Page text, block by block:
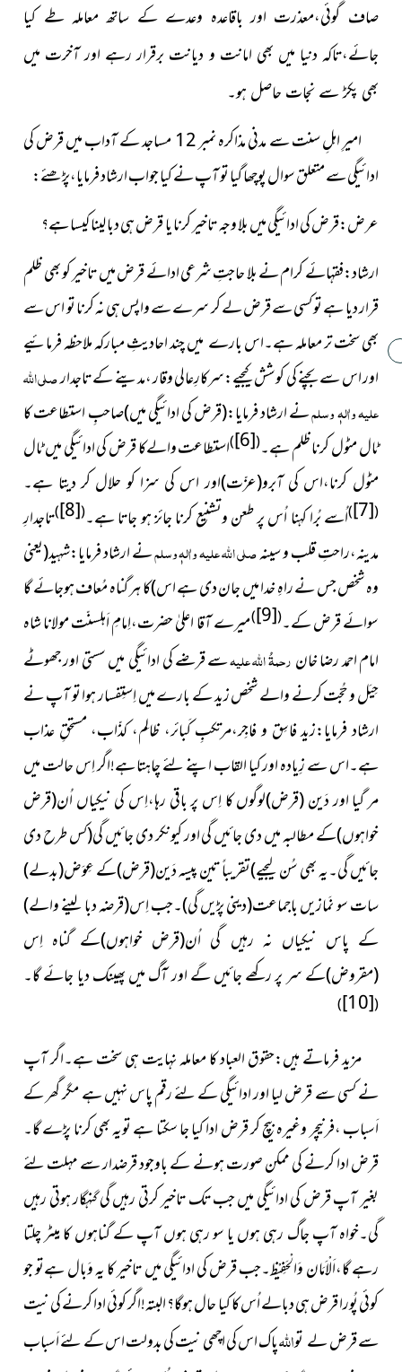
صاف گوئی،معذرت اور باقاعدہ وعدے کے ساتھ معاملہ طے کیا
جائے،تاکہ دنیا میں بھی امانت و دیانت برقرار رہے اور آخرت میں
بھی پکڑ سے نجات حاصل ہو۔
امیرِ اہلِ سنت سے مدنی مذاکرہ نمبر 12 مساجد کے آداب میں قرض کی
ادائیگی سے متعلق سوال پوچھا گیا تو آپ نے کیا جواب ارشاد فرمایا،پڑھئے:
عرض:قرض کی ادائیگی میں بلا وجہ تاخیر کرنا یا قرض ہی دبا لینا کیسا ہے؟
ارشاد:فقہائے کرام نے بلا حاجتِ شرعی ادائے قرض میں تاخیر کو بھی ظلم
قرار دیا ہے تو کسی سے قرض لے کر سرے سے واپس ہی نہ کرنا تو اس سے
بھی سخت تر معاملہ ہے۔اس بارے میں چند احادیثِ مبارکہ ملاحظہ فرمائیے
اور اس سے بچنے کی کوشش کیجیے:سرکارِعالی وقار ،مدینے کے تاجدارصلی اللہ
علیہ واٰلہٖ وسلمنے ارشاد فرمایا:(قرض کی ادائیگی میں)صاحبِ استطاعت کا
ٹال مٹول کرنا ظلم ہے۔(
[6]
)استطاعت والےکا قرض کی ادائیگی میں ٹال
مٹول کرنا،اس کی آبرو(عزّت)اور اس کی سزا کو حلال کر دیتا ہے۔
(
[7]
)اُسے بُرا کہنا اُس پر طعن وتشنیع کرنا جائز ہوجاتا ہے۔(
[8]
)تاجدارِ
مدینہ،راحتِ قلب و سینہصلی اللہ علیہ واٰلہٖ وسلمنے ارشاد فرمایا:شہید(یعنی
وہ شخص جس نے راہِ خدا میں جان دی ہے اس)کا ہر گناہ مُعاف ہوجائے گا
سوائے قرض کے۔(
[9]
)میرےآقا اعلیٰ حضرت،اِمامِ اَہلسنّت مولانا شاہ
امام احمد رضا خانرحمۃُ اللہ علیہسے قرضے کی ادائیگی میں سستی اور جھوٹے
حِیَل و حُجّت کرنے والے شخص زید کے بارے میں اِستِفسار ہوا تو آپ نے
ارشاد فرمایا:زید فاسِق و فاجِر،مرتکبِ کَبائر، ظالِم، کذّاب، مستحقِ عذاب
ہے۔اس سے زِیادہ اور کیا القاب اپنے لئے چاہتا ہے!اگر اِس حالت میں
مر گیا اور دَین (قرض)لوگوں کا اِس پر باقی رہا،اِس کی نیکیاں اُن(قرض
خواہوں)کے مطالبہ میں دی جائیں گی اور کیونکر دی جائیں گی(کس طرح دی
جائیں گی۔یہ بھی سُن لیجیے)تقریباً تین پیسہ دَین(قرض)کے عِوَض(بدلے)
سات سو نَمازیں باجماعت(دینی پڑیں گی)۔جب اِس(قرضہ دبا لینے والے)
کے پاس نیکیاں نہ رہیں گی اُن(قرض خواہوں)کے گناہ اِس
(مقروض)کے سر پر رکھے جائیں گے اور آگ میں پھینک دیا جائے گا۔
(
[10]
)
مزید فرماتے ہیں:حقوق العباد کا معاملہ نہایت ہی سخت ہے۔اگر آپ
نے کسی سے قرض لیا اور ادائیگی کے لئے رقم پاس نہیں ہے مگر گھر کے
اَسباب ،فرنیچر وغیرہ بیچ کر قرض ادا کیا جا سکتا ہے تویہ بھی کرنا پڑے گا۔
قرض ادا کرنے کی ممکن صورت ہونے کے باوجود قرضدار سے مہلت لئے
بغیر آپ قرض کی ادائیگی میں جب تک تاخیر کرتی رہیں گی گنہگار ہوتی رہیں
گی۔خواہ آپ جاگ رہی ہوں یا سو رہی ہوں آپ کے گناہوں کا مِیٹر چلتا
رہے گا،اَلْاَمَان وَالْحَفِیْظ۔جب قرض کی ادائیگی میں تاخیر کا یہ وَبال ہےتو جو
کوئی پُورا قرض ہی دبالے اُس کا کیا حال ہوگا؟ البتہ!اگر کوئی ادا کرنے کی نیت
سے قرضلے تواللہپاک اس کی اچھی نیت کی بدولت اس کے لئے اَسباب